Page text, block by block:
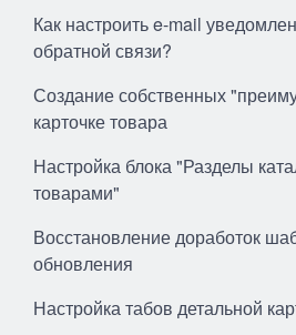
Как настроить e-mail
обратной связи?
Создание собственных
карточке товара
Настройка блока "Разделы
товарами"
Восстановление доработок
обновления
Настройка табов детальной